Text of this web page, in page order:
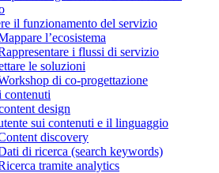
il funzionamento del servizio
l’ecosistema
i flussi di servizio
le soluzioni
di co-progettazione
contenuti
design
sui contenuti e il linguaggio
discovery
di ricerca (search keywords)
tramite analytics